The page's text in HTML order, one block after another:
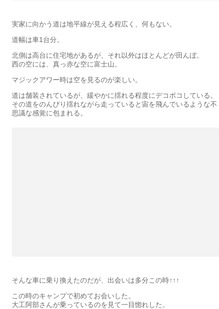
実家に向かう道は地平線が見える程広く、何もない。
道幅は車1台分。
北側は高台に住宅地があるが、それ以外はほとんどが田んぼ。
西の空には、真っ赤な空に富士山。
マジックアワー時は空を見るのが楽しい。
道は舗装されているが、緩やかに揺れる程度にデコボコしている。
その道をのんびり揺れながら走っていると宙を飛んでいるような不
思議な感覚に包まれる。
そんな車に乗り換えたのだが、出会いは多分この時↑↑↑
この時のキャンプで初めてお会いした。
大工阿部さんが乗っているのを見て一目惚れした。